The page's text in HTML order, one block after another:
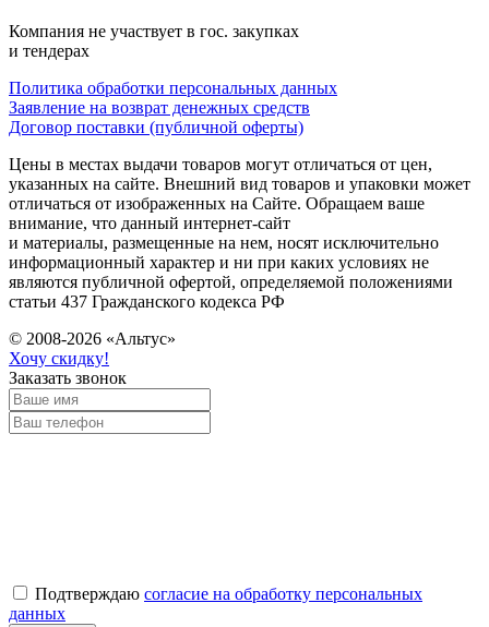
Компания не участвует в гос. закупках
и тендерах
Политика обработки персональных данных
Заявление на возврат денежных средств
Договор поставки (публичной оферты)
Цены в местах выдачи товаров могут отличаться от цен,
указанных на сайте. Внешний вид товаров и упаковки может
отличаться от изображенных на Сайте. Обращаем ваше
внимание, что данный интернет-сайт
и материалы, размещенные на нем, носят исключительно
информационный характер и ни при каких условиях не
являются публичной офертой, определяемой положениями
статьи 437 Гражданского кодекса РФ
© 2008-2026 «Альтус»
Хочу скидку!
Заказать звонок
Подтверждаю согласие на обработку персональных
данных